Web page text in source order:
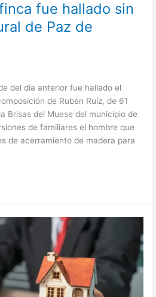
fue hallado sin
de Paz de
del día anterior fue hallado el
de Rubén Ruíz, de 61
Brisas del Muese del municipio de
de familiares el hombre que
de acerramiento de madera para